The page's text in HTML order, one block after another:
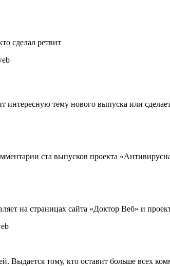
сделал ретвит
интересную тему нового выпуска или
ста выпусков проекта
на страницах сайта «Доктор Веб» и
Выдается тому, кто оставит больше всех